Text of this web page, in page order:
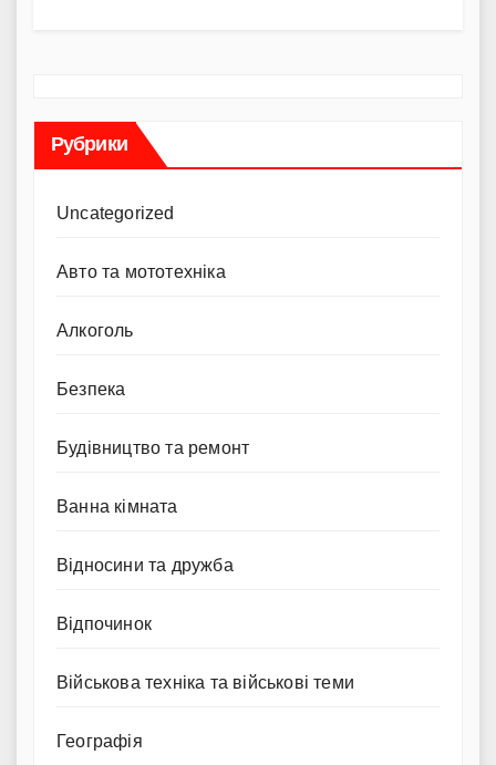
Рубрики
Uncategorized
Авто та мототехніка
Алкоголь
Безпека
Будівництво та ремонт
Ванна кімната
Відносини та дружба
Відпочинок
Військова техніка та військові теми
Географія